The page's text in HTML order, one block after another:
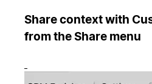
Share context with
from the Share menu